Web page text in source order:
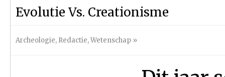
Evolutie Vs. Creationisme
Archeologie, Redactie,Wetenschap »